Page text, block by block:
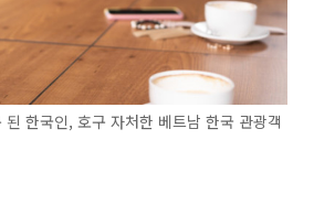
한국인, 호구 자처한 베트남 한국 관광객